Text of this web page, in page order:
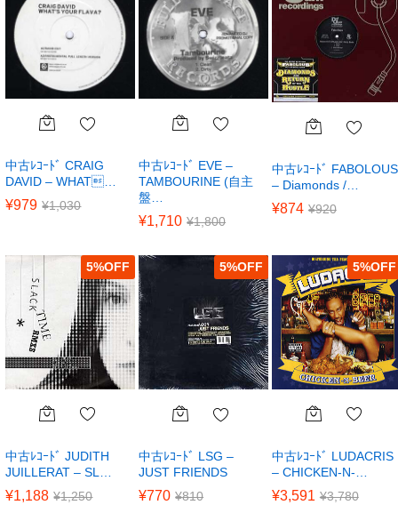
中古ﾚｺｰﾄﾞ CRAIG
DAVID – WHAT…
¥979 ¥1,030
中古ﾚｺｰﾄﾞ EVE –
TAMBOURINE (自主
盤…
¥1,710 ¥1,800
中古ﾚｺｰﾄﾞ FABOLOUS
– Diamonds /…
¥874 ¥920
5%
中古ﾚｺｰﾄﾞ JUDITH
JUILLERAT – SL…
¥1,188 ¥1,250
5%
中古ﾚｺｰﾄﾞ LSG –
JUST FRIENDS
¥770 ¥810
5%
中古ﾚｺｰﾄﾞ LUDACRIS
– CHICKEN-N-…
¥3,591 ¥3,780